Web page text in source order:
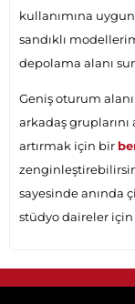
kullanımına
sandıklı
depolama alanı
Geniş oturum
arkadaş
artırmak için bir
sayesinde anında
stüdyo daireler